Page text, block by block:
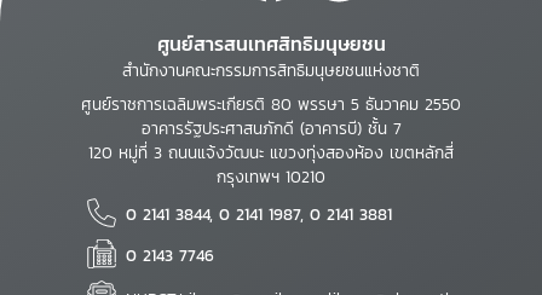
ศูนย์สารสนเทศสิทธิมนุษยชน
สำนักงานคณะกรรมการสิทธิมนุษยชนแห่งชาติ
ศูนย์ราชการเฉลิมพระเกียรติ 80 พรรษา 5 ธันวาคม 2550
อาคารรัฐประศาสนภักดี (อาคารบี) ชั้น 7
120 หมู่ที่ 3 ถนนแจ้งวัฒนะ แขวงทุ่งสองห้อง เขตหลักสี่
กรุงเทพฯ 10210
0 2141 3844, 0 2141 1987, 0 2141 3881
0 2143 7746